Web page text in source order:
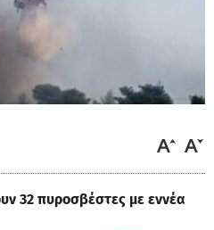
32 πυροσβέστες με εννέα